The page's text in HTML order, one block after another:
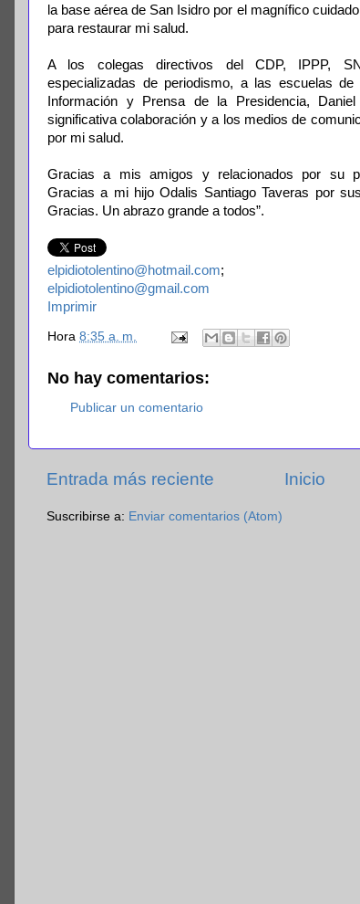
la base aérea de San Isidro por el magnífico
para restaurar mi salud.
A los colegas directivos del CDP, IPPP,
especializadas de periodismo, a las escuelas
Información y Prensa de la Presidencia,
significativa colaboración y a los medios de
por mi salud.
Gracias a mis amigos y relacionados por su
Gracias a mi hijo Odalis Santiago Taveras por
Gracias. Un abrazo grande a todos”.
elpidiotolentino@hotmail.com;
elpidiotolentino@gmail.com
Imprimir
Hora 8:35 a. m.
No hay comentarios:
Publicar un comentario
Entrada más reciente Inicio
Suscribirse a: Enviar comentarios (Atom)